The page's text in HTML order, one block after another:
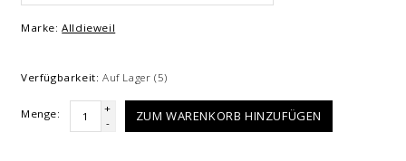
Marke: Alldieweil
Verfügbarkeit: Auf Lager(5)
Menge:
+
-
ZUM WARENKORB HINZUFÜGEN